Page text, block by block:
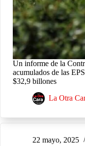
Un informe de la
acumulados de las
$32,9 billones
La Otra
22 mayo, 2025